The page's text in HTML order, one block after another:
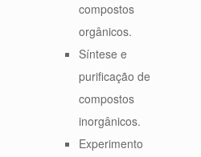
compostos
orgânicos.
Síntese e
purificação de
compostos
inorgânicos.
Experimento